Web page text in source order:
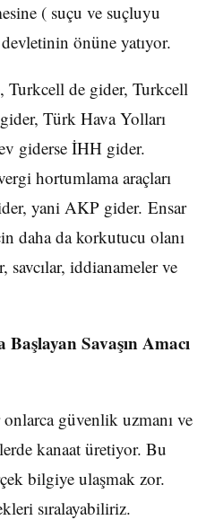
( suçu ve suçluyu
önüne yatıyor.
Turkcell de gider, Turkcell
Türk Hava Yolları
giderse İHH gider.
hortumlama araçları
yani AKP gider. Ensar
daha da korkutucu olanı
savcılar, iddianameler ve
Savaşın Amacı
güvenlik uzmanı ve
kanaat üretiyor. Bu
bilgiye ulaşmak zor.
sıralayabiliriz.